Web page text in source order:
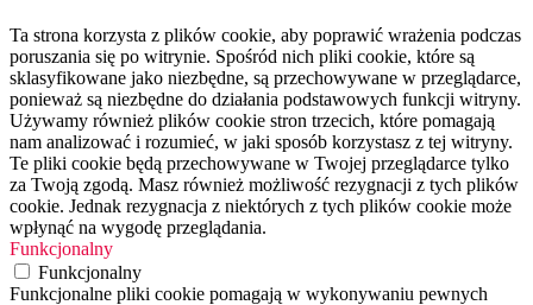
Ta strona korzysta z plików cookie, aby poprawić wrażenia podczas
poruszania się po witrynie. Spośród nich pliki cookie, które są
sklasyfikowane jako niezbędne, są przechowywane w przeglądarce,
ponieważ są niezbędne do działania podstawowych funkcji witryny.
Używamy również plików cookie stron trzecich, które pomagają
nam analizować i rozumieć, w jaki sposób korzystasz z tej witryny.
Te pliki cookie będą przechowywane w Twojej przeglądarce tylko
za Twoją zgodą. Masz również możliwość rezygnacji z tych plików
cookie. Jednak rezygnacja z niektórych z tych plików cookie może
wpłynąć na wygodę przeglądania.
Funkcjonalny
Funkcjonalny
Funkcjonalne pliki cookie pomagają w wykonywaniu pewnych